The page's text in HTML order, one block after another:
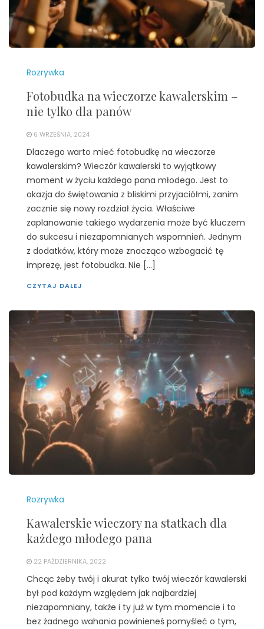
Rozrywka
Fotobudka na wieczorze kawalerskim –
nie tylko dla panów
6 WRZEŚNIA, 2024
Dlaczego warto mieć fotobudkę na wieczorze
kawalerskim? Wieczór kawalerski to wyjątkowy
moment w życiu każdego pana młodego. Jest to
okazja do świętowania z bliskimi przyjaciółmi, zanim
zacznie się nowy rozdział życia. Właściwe
zaplanowanie takiego wydarzenia może być kluczem
do sukcesu i niezapomnianych wspomnień. Jednym
z dodatków, który może znacząco wzbogacić tę
imprezę, jest fotobudka. Nie […]
CZYTAJ DALEJ
Rozrywka
Kawalerskie wieczory na statkach dla
każdego młodego pana
22 PAŹDZIERNIKA, 2022
Chcąc żeby twój i akurat tylko twój wieczór kawalerski
był pod każdym względem jak najbardziej
niezapomniany, także i ty już w tym momencie i to
bez żadnego wahania powinieneś pomyśleć o tym,